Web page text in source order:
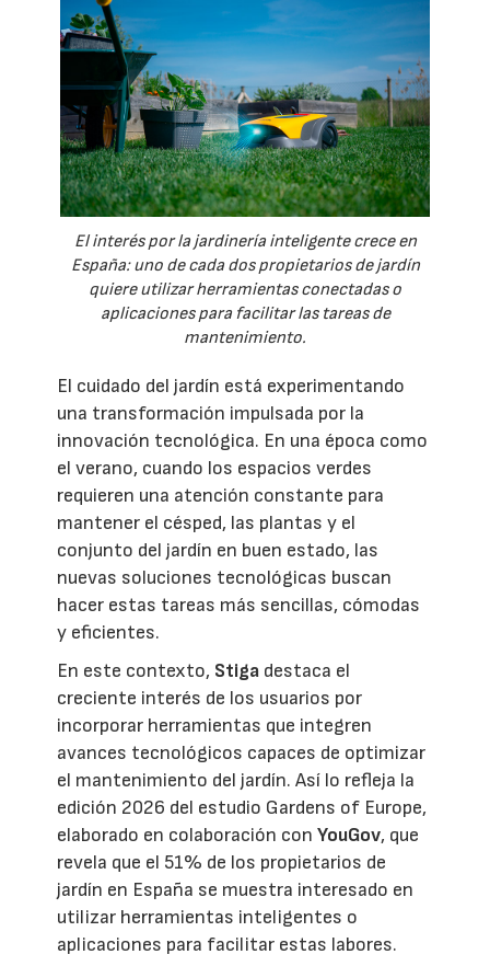
El interés por la jardinería inteligente crece en
España: uno de cada dos propietarios de jardín
quiere utilizar herramientas conectadas o
aplicaciones para facilitar las tareas de
mantenimiento.
El cuidado del jardín está experimentando
una transformación impulsada por la
innovación tecnológica. En una época como
el verano, cuando los espacios verdes
requieren una atención constante para
mantener el césped, las plantas y el
conjunto del jardín en buen estado, las
nuevas soluciones tecnológicas buscan
hacer estas tareas más sencillas, cómodas
y eficientes.
En este contexto, Stiga destaca el
creciente interés de los usuarios por
incorporar herramientas que integren
avances tecnológicos capaces de optimizar
el mantenimiento del jardín. Así lo refleja la
edición 2026 del estudio Gardens of Europe,
elaborado en colaboración conYouGov, que
revela que el 51% de los propietarios de
jardín en España se muestra interesado en
utilizar herramientas inteligentes o
aplicaciones para facilitar estas labores.